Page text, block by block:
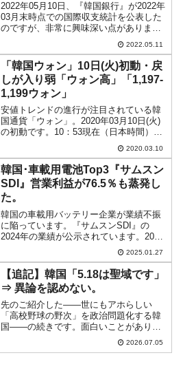
2022年05月10日、『韓国銀行』が2022年
03月末時点での国際収支統計を公表した
のですが、非常に興味深い点がありま
す。国際収支統計には「外貨準備高の増
減」という計上項目があります。以下を
ご覧ください。⇒参照・引用元：『韓国
産業通商資...
2022.05.11
「韓国ウォン」10日(火)初動・戻
しが入り弱「ウォン高」「1,197-
1,199ウォン」
安値トレンドの進行が注目されている韓
国通貨「ウォン」。2020年03月10日(火)
の初動です。10：53現在（日本時間）、
ドルウォンチャートは以下のようになっ
ています（チャートは『Investing.com』
より引用）。さすがに昨日のウォン...
2020.03.10
韓国･車載用電池Top3『サムスン
SDI』営業利益が76.5％も蒸発し
た。
韓国の車載用バッテリー企業が業績不振
に陥っています。『サムスンSDI』の
2024年の業績が公示されています。2024
年通年総売上：16兆5,922億ウォン
（-22.6％）営業利益：3,363億ウォン
（-76.5％）当期純利益：5,755億ウ...
2025.01.27
【追記】韓国「5.18は聖域です」
⇒ 異論を認めない。
先のご紹介した――世にもアホらしい
「高校野球の野次」を政治問題化する韓
国――の続きです。面白いことがありま
した。2026年07月02日、韓国政府側の大
統領直属・規制合理化委員会の李炳泰
2026.07.05